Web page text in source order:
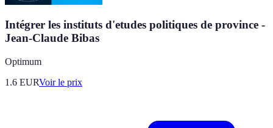
Intégrer les instituts d'etudes politiques de province -
Jean-Claude Bibas
Optimum
1.6 EURVoir le prix